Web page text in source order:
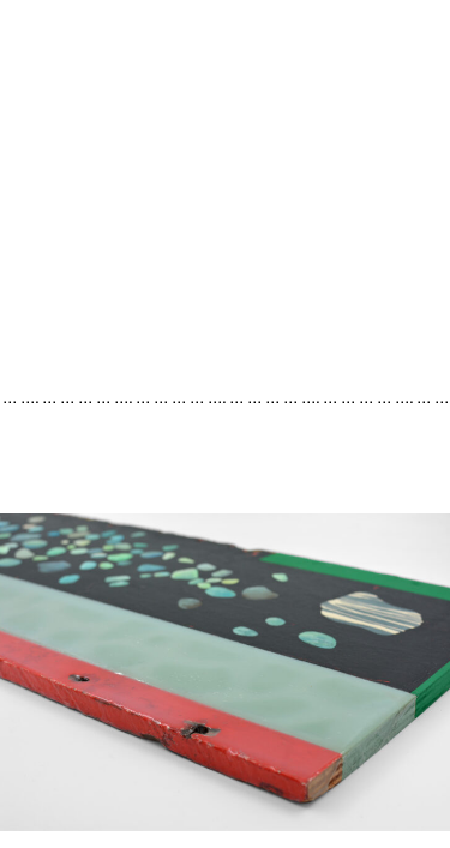
…. … … … … …. … … … … …. … … … … …. … … … … …. …